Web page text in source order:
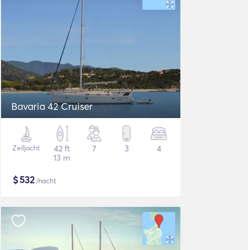
Bavaria 42 Cruiser
Zeiljacht
42 ft
13 m
7 3 4
$532/nacht